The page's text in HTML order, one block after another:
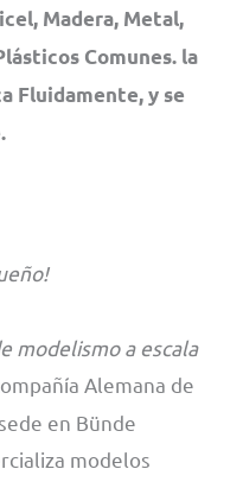
Madera, Metal,
Comunes. la
Fluidamente, y se
modelismo a escala
Alemana de
en Bünde
modelos